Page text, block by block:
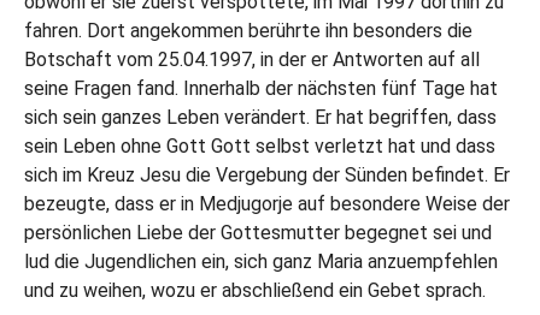
fahren. Dort angekommen berührte ihn besonders die
Botschaft vom 25.04.1997, in der er Antworten auf all
seine Fragen fand. Innerhalb der nächsten fünf Tage hat
sich sein ganzes Leben verändert. Er hat begriffen, dass
sein Leben ohne Gott Gott selbst verletzt hat und dass
sich im Kreuz Jesu die Vergebung der Sünden befindet. Er
bezeugte, dass er in Medjugorje auf besondere Weise der
persönlichen Liebe der Gottesmutter begegnet sei und
lud die Jugendlichen ein, sich ganz Maria anzuempfehlen
und zu weihen, wozu er abschließend ein Gebet sprach.